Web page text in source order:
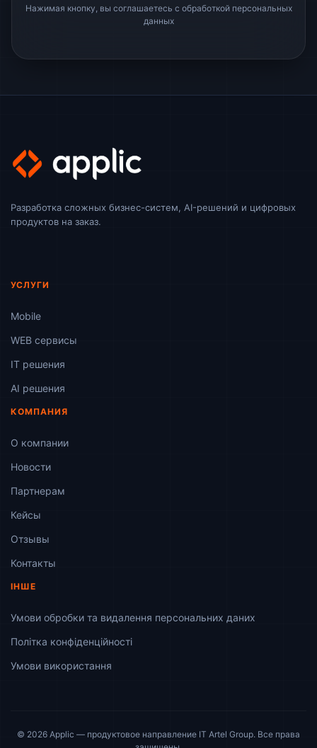
Нажимая кнопку, вы соглашаетесь с обработкой персональных
данных
Разработка сложных бизнес-систем, AI-решений и цифровых
продуктов на заказ.
УСЛУГИ
Mobile
WEB сервисы
ІТ решения
AI решения
КОМПАНИЯ
О компании
Новости
Партнерам
Кейсы
Отзывы
Контакты
ІНШЕ
Умови обробки та видалення персональних даних
Політка конфіденційності
Умови використання
© 2026 Applic — продуктовое направление IT Artel Group. Все права
English